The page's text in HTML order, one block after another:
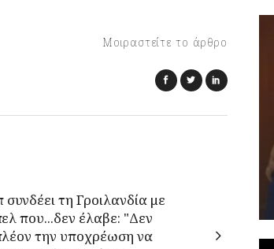
Μοιραστείτε το άρθρο
τη Γροιλανδία με
που...δεν έλαβε: "Δεν
την υποχρέωση να